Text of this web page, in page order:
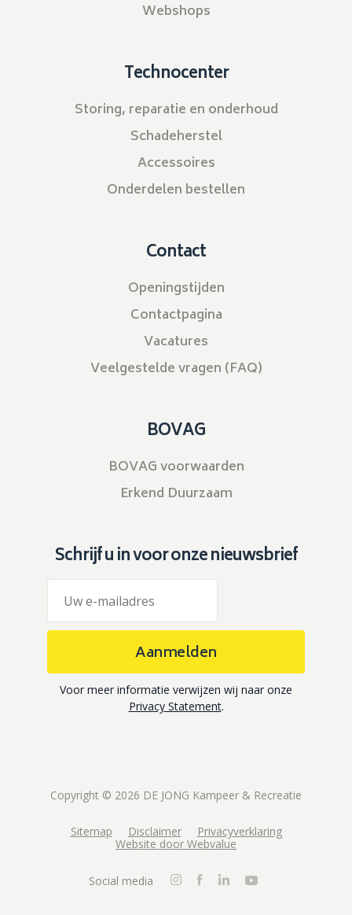
Webshops
Technocenter
Storing, reparatie en onderhoud
Schadeherstel
Accessoires
Onderdelen bestellen
Contact
Openingstijden
Contactpagina
Vacatures
Veelgestelde vragen (FAQ)
BOVAG
BOVAG voorwaarden
Erkend Duurzaam
Schrijf u in voor onze nieuwsbrief
Aanmelden
Voor meer informatie verwijzen wij naar onze
Privacy Statement.
Copyright © 2026 DE JONG Kampeer & Recreatie
Sitemap Disclaimer
Privacyverklaring
Website door Webvalue
Social media